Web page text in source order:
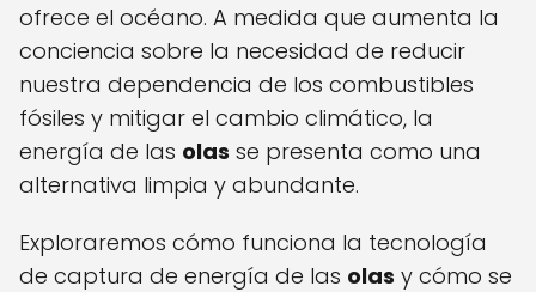
ofrece el océano. A medida que aumenta la
conciencia sobre la necesidad de reducir
nuestra dependencia de los combustibles
fósiles y mitigar el cambio climático, la
energía de las olas se presenta como una
alternativa limpia y abundante.
Exploraremos cómo funciona la tecnología
de captura de energía de las olas y cómo se